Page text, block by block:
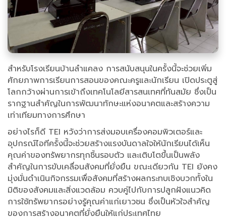
สำหรับโรงเรียนบ้านลำแคลง การสนับสนุนในครั้งนี้จะช่วยเพิ่ม
ศักยภาพการเรียนการสอนของคณะครูและนักเรียน เปิดประตูสู่
โลกกว้างผ่านการเข้าถึงเทคโนโลยีสารสนเทศที่ทันสมัย ซึ่งเป็น
รากฐานสำคัญในการพัฒนาทักษะแห่งอนาคตและสร้างความ
เท่าเทียมทางการศึกษา
อย่างไรก็ดี TEI หวังว่าการส่งมอบเครื่องคอมพิวเตอร์และ
อุปกรณ์ไอทีครั้งนี้จะช่วยสร้างแรงบันดาลใจให้นักเรียนได้เห็น
คุณค่าของทรัพยากรทุกชิ้นรอบตัว และเติบโตขึ้นเป็นพลัง
สำคัญในการขับเคลื่อนสังคมที่ยั่งยืน ขณะเดียวกัน TEI ยังคง
มุ่งมั่นดำเนินกิจกรรมเพื่อสังคมที่สร้างผลกระทบเชิงบวกทั้งใน
มิติของสังคมและสิ่งแวดล้อม ควบคู่ไปกับการปลูกฝังแนวคิด
การใช้ทรัพยากรอย่างรู้คุณค่าแก่เยาวชน ซึ่งเป็นหัวใจสำคัญ
ของการสร้างอนาคตที่ยั่งยืนให้แก่ประเทศไทย